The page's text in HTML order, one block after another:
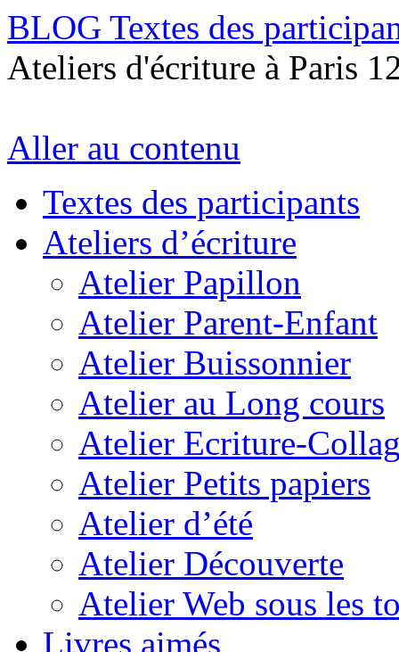
BLOG Textes des
Ateliers d'écriture à Paris
Aller au contenu
Textes des participants
Ateliers d’écriture
Atelier Papillon
Atelier Parent-Enfant
Atelier Buissonnier
Atelier au Long cours
Atelier Ecriture-
Atelier Petits papiers
Atelier d’été
Atelier Découverte
Atelier Web sous les
Livres aimés